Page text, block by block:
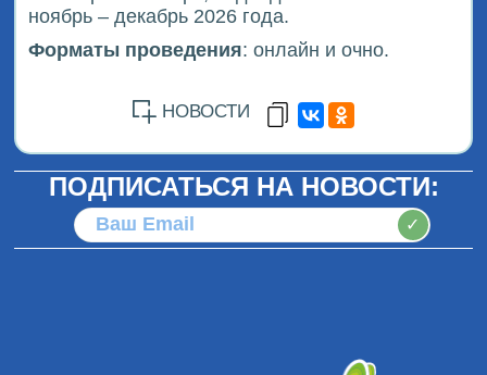
ноябрь – декабрь 2026 года.
Форматы проведения: онлайн и очно.
НОВОСТИ
ПОДПИСАТЬСЯ НА НОВОСТИ:
✓